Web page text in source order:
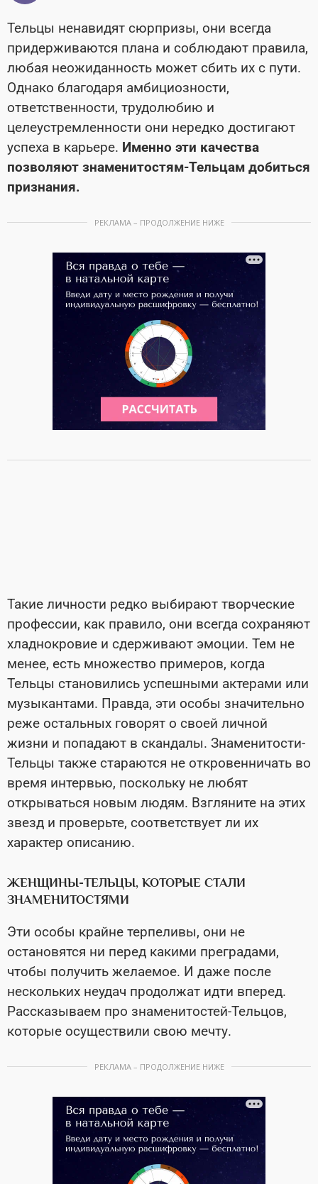
Тельцы ненавидят сюрпризы, они всегда
придерживаются плана и соблюдают правила,
любая неожиданность может сбить их с пути.
Однако благодаря амбициозности,
ответственности, трудолюбию и
целеустремленности они нередко достигают
успеха в карьере. Именно эти качества
позволяют знаменитостям-Тельцам добиться
признания.
РЕКЛАМА – ПРОДОЛЖЕНИЕ НИЖЕ
Такие личности редко выбирают творческие
профессии, как правило, они всегда сохраняют
хладнокровие и сдерживают эмоции. Тем не
менее, есть множество примеров, когда
Тельцы становились успешными актерами или
музыкантами. Правда, эти особы значительно
реже остальных говорят о своей личной
жизни и попадают в скандалы. Знаменитости-
Тельцы также стараются не откровенничать во
время интервью, поскольку не любят
открываться новым людям. Взгляните на этих
звезд и проверьте, соответствует ли их
характер описанию.
ЖЕНЩИНЫ-ТЕЛЬЦЫ, КОТОРЫЕ СТАЛИ
ЗНАМЕНИТОСТЯМИ
Эти особы крайне терпеливы, они не
остановятся ни перед какими преградами,
чтобы получить желаемое. И даже после
нескольких неудач продолжат идти вперед.
Рассказываем про знаменитостей-Тельцов,
которые осуществили свою мечту.
РЕКЛАМА – ПРОДОЛЖЕНИЕ НИЖЕ